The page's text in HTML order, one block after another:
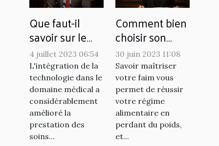
Que faut-il
savoir sur le
télésecrétariat
médical
4 juillet 2023 06:54
L'intégration de la
technologie dans le
domaine médical a
considérablement
amélioré la
prestation des
soins...
Comment bien
choisir son
coupe faim ?
30 juin 2023 11:08
Savoir maîtriser
votre faim vous
permet de réussir
votre régime
alimentaire en
perdant du poids,
et...